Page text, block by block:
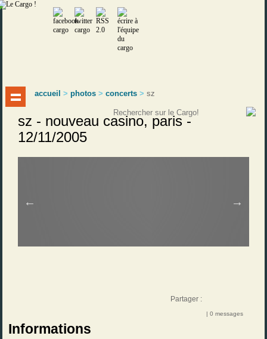
accueil >photos >concerts >sz
sz - nouveau casino, paris -
12/11/2005
Partager :
| 0 messages
Informations